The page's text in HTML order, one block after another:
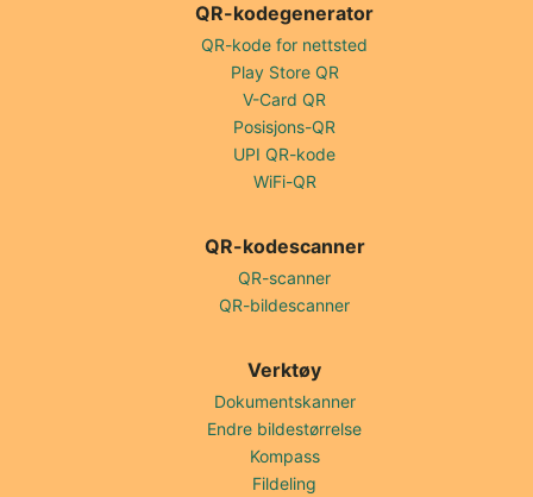
QR-kodegenerator
QR-kode for nettsted
Play Store QR
V-Card QR
Posisjons-QR
UPI QR-kode
WiFi-QR
QR-kodescanner
QR-scanner
QR-bildescanner
Verktøy
Dokumentskanner
Endre bildestørrelse
Kompass
Fildeling